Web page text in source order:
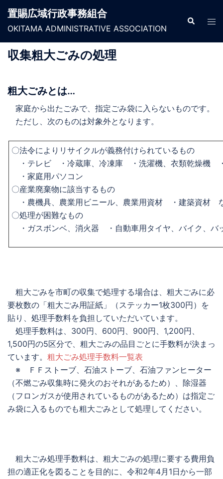
ン
置賜広域行政事務組合
OKITAMA ADMINISTRATIVE ASSOCIATION
検
索
ト
収集粗大ごみの処理
粗大ごみとは…
家庭から出たごみで、指定ごみ袋に入らないものです。
ただし、次のものは対象外となります。
〇法令によりリサイクルが義務付けられているもの
・テレビ ・冷蔵庫、冷凍庫 ・洗濯機、衣類乾燥機
・家庭用パソコン
〇産業廃棄物に該当するもの
・農機具、農業用ビニール、農業用資材 ・建築資材
〇処理が困難なもの
・ガスボンベ、消火器 ・自動車用タイヤ、バイク、
粗大ごみを市町の収集で処理する場合は、粗大ごみに必
要枚数の「粗大ごみ用証紙」（ステッカー1枚300円）を
貼り、処理手数料を負担していただいています。
処理手数料は、300円、600円、900円、1,200円、
1,500円の5区分で、粗大ごみの品目ごとに手数料が決まっ
ています。 粗大ごみ処理手数料一覧表
※ ＦＦストーブ、石油ストーブ、石油ファンヒーター
（不燃ごみ収集時に発火のおそれがあるため）、除湿器
（フロンガスが使用されているものがあるため）は指定ご
み袋に入るものでも粗大ごみとして処理してください。
粗大ごみ処理手数料は、粗大ごみの処理に要する費用負
担の適正化を図ることを目的に、令和2年4月1日から一部